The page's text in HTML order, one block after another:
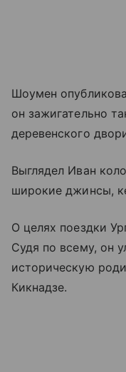
Шоумен
он зажигательно
деревенского
Выглядел Иван
широкие джинсы,
О целях поездки
Судя по всему, он
историческую
Кикнадзе.